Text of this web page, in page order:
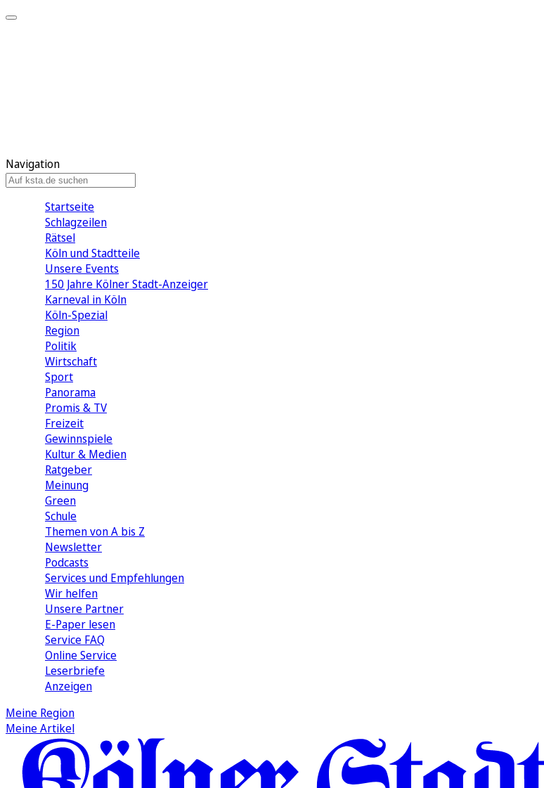
Navigation
Startseite
Schlagzeilen
Rätsel
Köln und Stadtteile
Unsere Events
150 Jahre Kölner Stadt-Anzeiger
Karneval in Köln
Köln-Spezial
Region
Politik
Wirtschaft
Sport
Panorama
Promis & TV
Freizeit
Gewinnspiele
Kultur & Medien
Ratgeber
Meinung
Green
Schule
Themen von A bis Z
Newsletter
Podcasts
Services und Empfehlungen
Wir helfen
Unsere Partner
E-Paper lesen
Service FAQ
Online Service
Leserbriefe
Anzeigen
Meine Region
Meine Artikel